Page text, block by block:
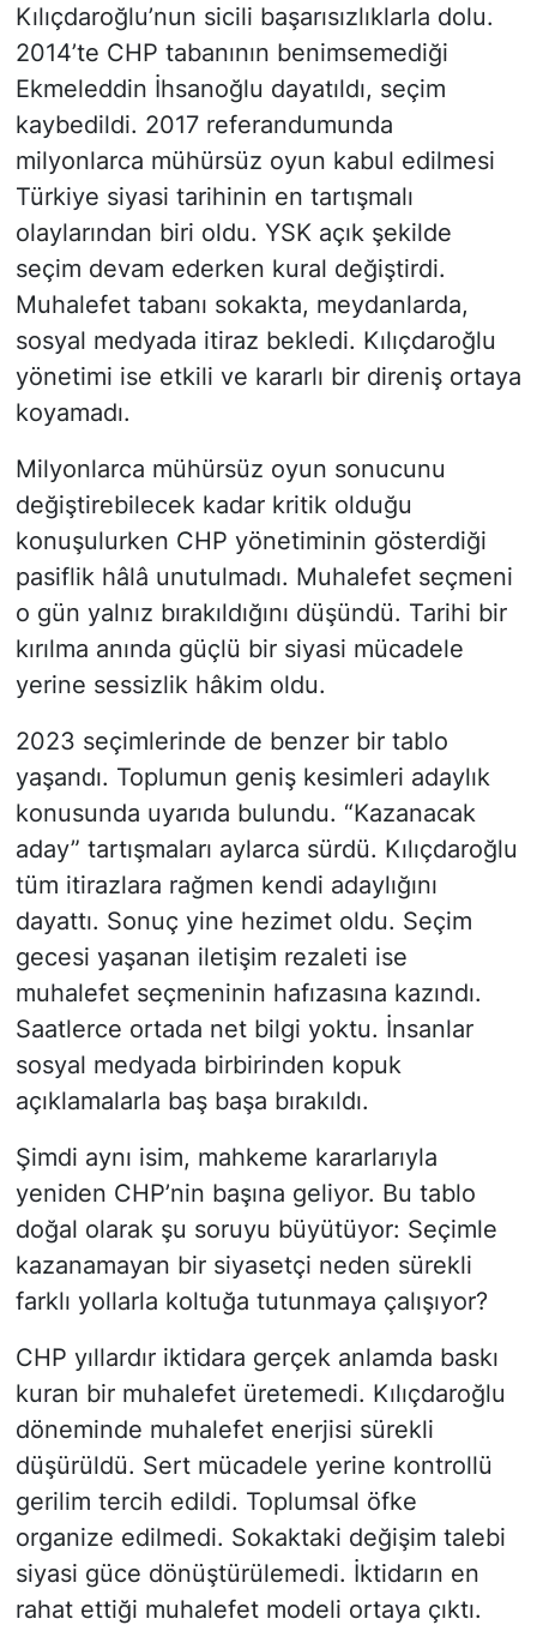
Kılıçdaroğlu’nun sicili başarısızlıklarla dolu.
2014’te CHP tabanının benimsemediği
Ekmeleddin İhsanoğlu dayatıldı, seçim
kaybedildi. 2017 referandumunda
milyonlarca mühürsüz oyun kabul edilmesi
Türkiye siyasi tarihinin en tartışmalı
olaylarından biri oldu. YSK açık şekilde
seçim devam ederken kural değiştirdi.
Muhalefet tabanı sokakta, meydanlarda,
sosyal medyada itiraz bekledi. Kılıçdaroğlu
yönetimi ise etkili ve kararlı bir direniş ortaya
koyamadı.
Milyonlarca mühürsüz oyun sonucunu
değiştirebilecek kadar kritik olduğu
konuşulurken CHP yönetiminin gösterdiği
pasiflik hâlâ unutulmadı. Muhalefet seçmeni
o gün yalnız bırakıldığını düşündü. Tarihi bir
kırılma anında güçlü bir siyasi mücadele
yerine sessizlik hâkim oldu.
2023 seçimlerinde de benzer bir tablo
yaşandı. Toplumun geniş kesimleri adaylık
konusunda uyarıda bulundu. “Kazanacak
aday” tartışmaları aylarca sürdü. Kılıçdaroğlu
tüm itirazlara rağmen kendi adaylığını
dayattı. Sonuç yine hezimet oldu. Seçim
gecesi yaşanan iletişim rezaleti ise
muhalefet seçmeninin hafızasına kazındı.
Saatlerce ortada net bilgi yoktu. İnsanlar
sosyal medyada birbirinden kopuk
açıklamalarla baş başa bırakıldı.
Şimdi aynı isim, mahkeme kararlarıyla
yeniden CHP’nin başına geliyor. Bu tablo
doğal olarak şu soruyu büyütüyor: Seçimle
kazanamayan bir siyasetçi neden sürekli
farklı yollarla koltuğa tutunmaya çalışıyor?
CHP yıllardır iktidara gerçek anlamda baskı
kuran bir muhalefet üretemedi. Kılıçdaroğlu
döneminde muhalefet enerjisi sürekli
düşürüldü. Sert mücadele yerine kontrollü
gerilim tercih edildi. Toplumsal öfke
organize edilmedi. Sokaktaki değişim talebi
siyasi güce dönüştürülemedi. İktidarın en
rahat ettiği muhalefet modeli ortaya çıktı.